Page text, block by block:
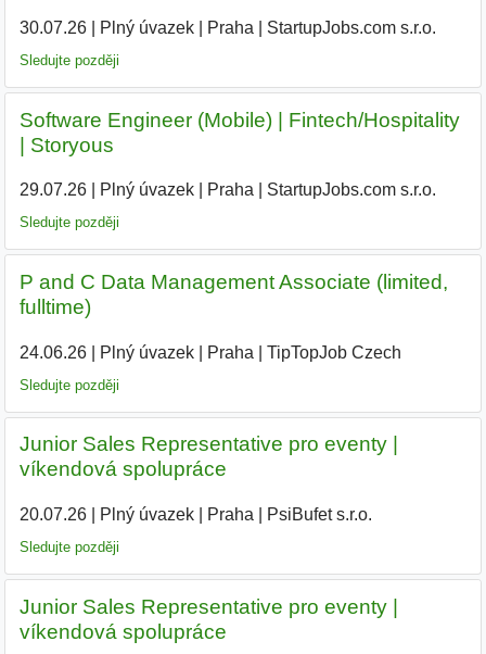
30.07.26| Plný úvazek| Praha StartupJobs.com s.r.o.
Sledujte později
Software Engineer (Mobile) | Fintech/Hospitality
| Storyous
29.07.26| Plný úvazek| Praha StartupJobs.com s.r.o.
Sledujte později
P and C Data Management Associate (limited,
fulltime)
24.06.26| Plný úvazek| Praha TipTopJob Czech
Sledujte později
Junior Sales Representative pro eventy |
víkendová spolupráce
20.07.26| Plný úvazek| Praha PsiBufet s.r.o.
Sledujte později
Junior Sales Representative pro eventy |
víkendová spolupráce